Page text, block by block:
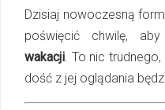
Dzisiaj nowoczesną
poświęcić chwilę,
wakacji . To nic
dość z jej oglądania